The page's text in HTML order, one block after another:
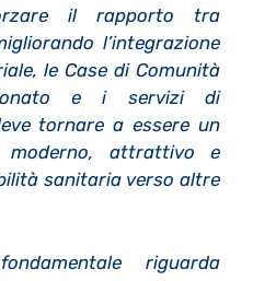
il rapporto tra
l’integrazione
le Case di Comunità
e i servizi di
tornare a essere un
moderno, attrattivo e
sanitaria verso altre
riguarda